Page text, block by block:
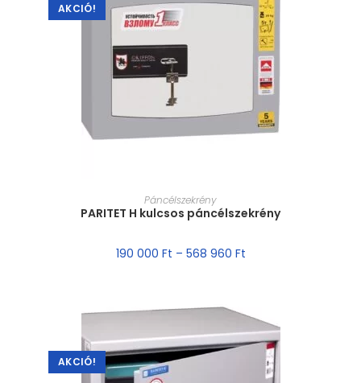
AKCIÓ!
MÉRET VÁLASZTÁSA
Páncélszekrény
PARITET H kulcsos páncélszekrény
190 000 Ft – 568 960 Ft
AKCIÓ!